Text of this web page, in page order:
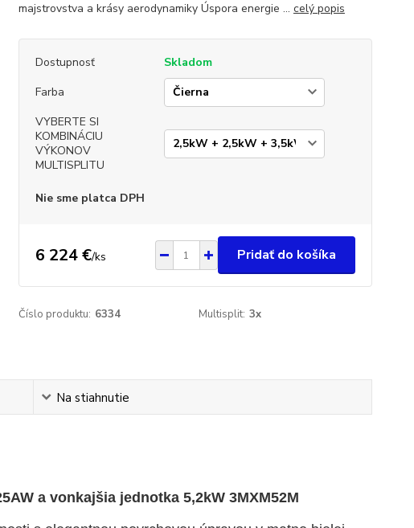
majstrovstva a krásy aerodynamiky Úspora energie ... celý popis
Dostupnosť
Skladom
Farba
VYBERTE SI
KOMBINÁCIU
VÝKONOV
MULTISPLITU
Nie sme platca DPH
6 224 €/ks Pridať do košíka
Číslo produktu: 6334 Multisplit: 3x
Na stiahnutie
a vonkajšia jednotka 5,2kW 3MXM52M